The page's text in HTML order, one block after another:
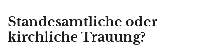
Standesamtliche oder
kirchliche Trauung?